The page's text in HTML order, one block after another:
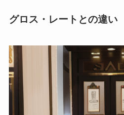
グロス・レートとの違い